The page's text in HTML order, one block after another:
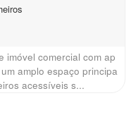
imóvel comercial com ap
amplo espaço principa
acessíveis s...